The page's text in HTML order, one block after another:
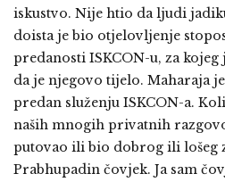
iskustvo. Nije htio da ljudi
doista je bio otjelovljenje
predanosti ISKCON-u, za
da je njegovo tijelo. Maharaja
predan služenju ISKCON-a.
naših mnogih privatnih
putovao ili bio dobrog ili lošeg
Prabhupadin čovjek. Ja sam